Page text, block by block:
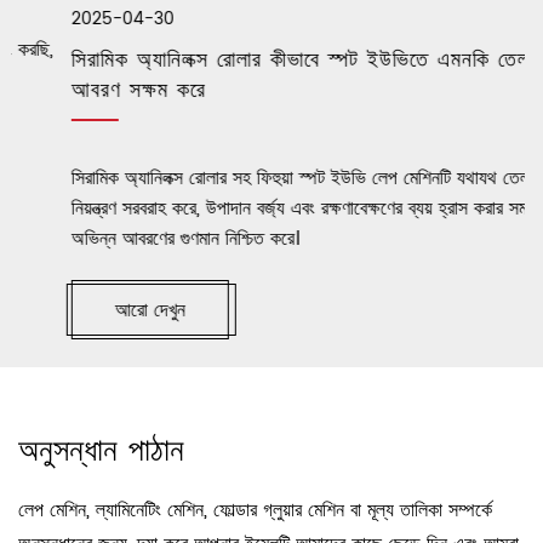
2025-04-30
সিরামিক অ্যানিলক্স রোলার কীভাবে স্পট ইউভিতে এমনকি তেল
আবরণ সক্ষম করে
সিরামিক অ্যানিলক্স রোলার সহ ফিহুয়া স্পট ইউভি লেপ মেশিনটি যথাযথ তেল
নিয়ন্ত্রণ সরবরাহ করে, উপাদান বর্জ্য এবং রক্ষণাবেক্ষণের ব্যয় হ্রাস করার সময়
অভিন্ন আবরণের গুণমান নিশ্চিত করে।
আরো দেখুন
অনুসন্ধান পাঠান
লেপ মেশিন, ল্যামিনেটিং মেশিন, ফোল্ডার গ্লুয়ার মেশিন বা মূল্য তালিকা সম্পর্কে